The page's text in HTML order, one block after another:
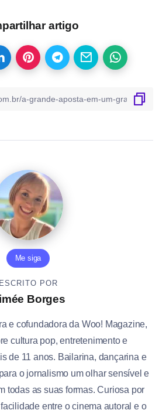
artigo
Me siga
ESCRITO POR
Borges
e cofundadora da Woo! Magazine,
cultura pop, entretenimento e
de 11 anos. Bailarina, dançarina e
o jornalismo um olhar sensível e
todas as suas formas. Curiosa por
entre o cinema autoral e o